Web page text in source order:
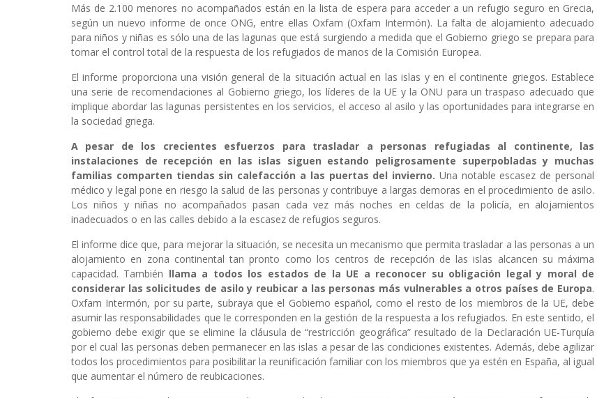
Más de 2.100 menores no acompañados están en la lista de espera para acceder a un refugio seguro en Grecia,
según un nuevo informe de once ONG, entre ellas Oxfam (Oxfam Intermón). La falta de alojamiento adecuado
para niños y niñas es sólo una de las lagunas que está surgiendo a medida que el Gobierno griego se prepara para
tomar el control total de la respuesta de los refugiados de manos de la Comisión Europea.
El informe proporciona una visión general de la situación actual en las islas y en el continente griegos. Establece
una serie de recomendaciones al Gobierno griego, los líderes de la UE y la ONU para un traspaso adecuado que
implique abordar las lagunas persistentes en los servicios, el acceso al asilo y las oportunidades para integrarse en
la sociedad griega.
A pesar de los crecientes esfuerzos para trasladar a personas refugiadas al continente, las
instalaciones de recepción en las islas siguen estando peligrosamente superpobladas y muchas
familias comparten tiendas sin calefacción a las puertas del invierno. Una notable escasez de personal
médico y legal pone en riesgo la salud de las personas y contribuye a largas demoras en el procedimiento de asilo.
Los niños y niñas no acompañados pasan cada vez más noches en celdas de la policía, en alojamientos
inadecuados o en las calles debido a la escasez de refugios seguros.
El informe dice que, para mejorar la situación, se necesita un mecanismo que permita trasladar a las personas a un
alojamiento en zona continental tan pronto como los centros de recepción de las islas alcancen su máxima
capacidad. También llama a todos los estados de la UE a reconocer su obligación legal y moral de
considerar las solicitudes de asilo y reubicar a las personas más vulnerables a otros países de Europa.
Oxfam Intermón, por su parte, subraya que el Gobierno español, como el resto de los miembros de la UE, debe
asumir las responsabilidades que le corresponden en la gestión de la respuesta a los refugiados. En este sentido, el
gobierno debe exigir que se elimine la cláusula de “restricción geográfica” resultado de la Declaración UE-Turquía
por el cual las personas deben permanecer en las islas a pesar de las condiciones existentes. Además, debe agilizar
todos los procedimientos para posibilitar la reunificación familiar con los miembros que ya estén en España, al igual
que aumentar el número de reubicaciones.